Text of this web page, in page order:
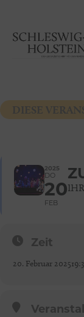
DIESE
2025
DO
20
FEB
Zeit
20. Februar 2025